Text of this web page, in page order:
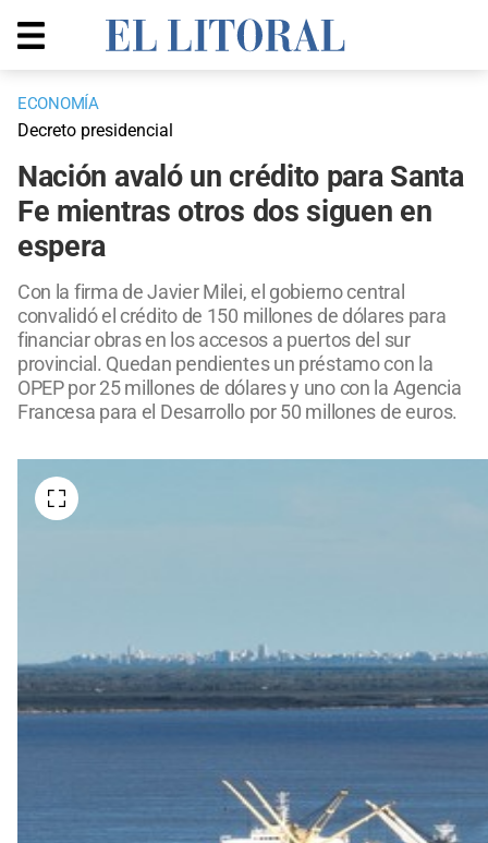
ECONOMÍA
Decreto presidencial
Nación avaló un crédito para Santa
Fe mientras otros dos siguen en
espera
Con la firma de Javier Milei, el gobierno central
convalidó el crédito de 150 millones de dólares para
financiar obras en los accesos a puertos del sur
provincial. Quedan pendientes un préstamo con la
OPEP por 25 millones de dólares y uno con la Agencia
Francesa para el Desarrollo por 50 millones de euros.